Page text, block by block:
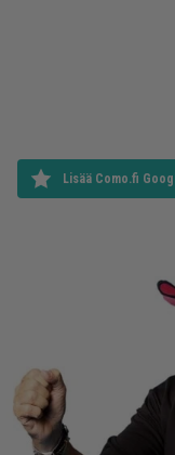
Lisää Como.fi